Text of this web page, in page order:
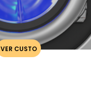
VER CUSTO